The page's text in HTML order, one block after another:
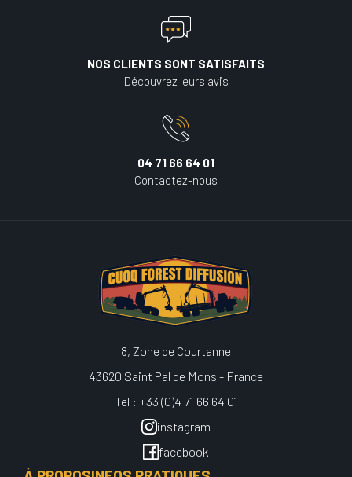
NOS CLIENTS SONT SATISFAITS
Découvrez leurs avis
04 71 66 64 01
Contactez-nous
8, Zone de Courtanne
43620 Saint Pal de Mons - France
Tel : +33 (0)4 71 66 64 01
instagram
facebook